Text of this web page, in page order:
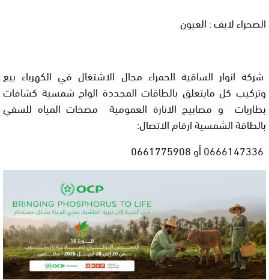
الصحراء لايف : العيون
شركة انوار الساقية الحمراء مجال الاشتغال في الكهرباء بيع
وتركيب كل مايتعلق بالطاقات المجددة الواح شمسية كشافات
بطاريات و مصابيح الانارة العمومية مضخات المياه للسقي
بالطاقة الشمسية ارقام الاتصال: